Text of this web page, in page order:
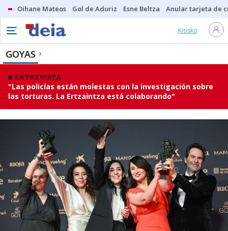
Oihane Mateos Gol de Aduriz Esne Beltza Anular tarjeta de
Kiosko
GOYAS
ENTREVISTA
"Las policías están molestas con la investigación sobre
las torturas. La Ertzaintza está colaborando"